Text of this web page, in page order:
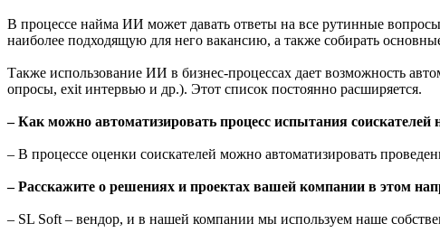
В процессе найма ИИ может давать ответы на все рутинные
наиболее подходящую для него вакансию, а также собирать
Также использование ИИ в бизнес-процессах дает возможность
опросы, exit интервью и др.). Этот список постоянно расширяется.
– Как можно автоматизировать процесс испытания соискателей
– В процессе оценки соискателей можно автоматизировать
– Расскажите о решениях и проектах вашей компании в этом
– SL Soft – вендор, и в нашей компании мы используем наше